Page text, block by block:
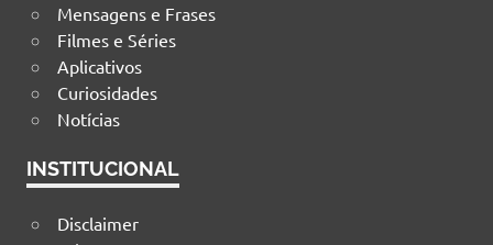
Mensagens e Frases
Filmes e Séries
Aplicativos
Curiosidades
Notícias
INSTITUCIONAL
Disclaimer